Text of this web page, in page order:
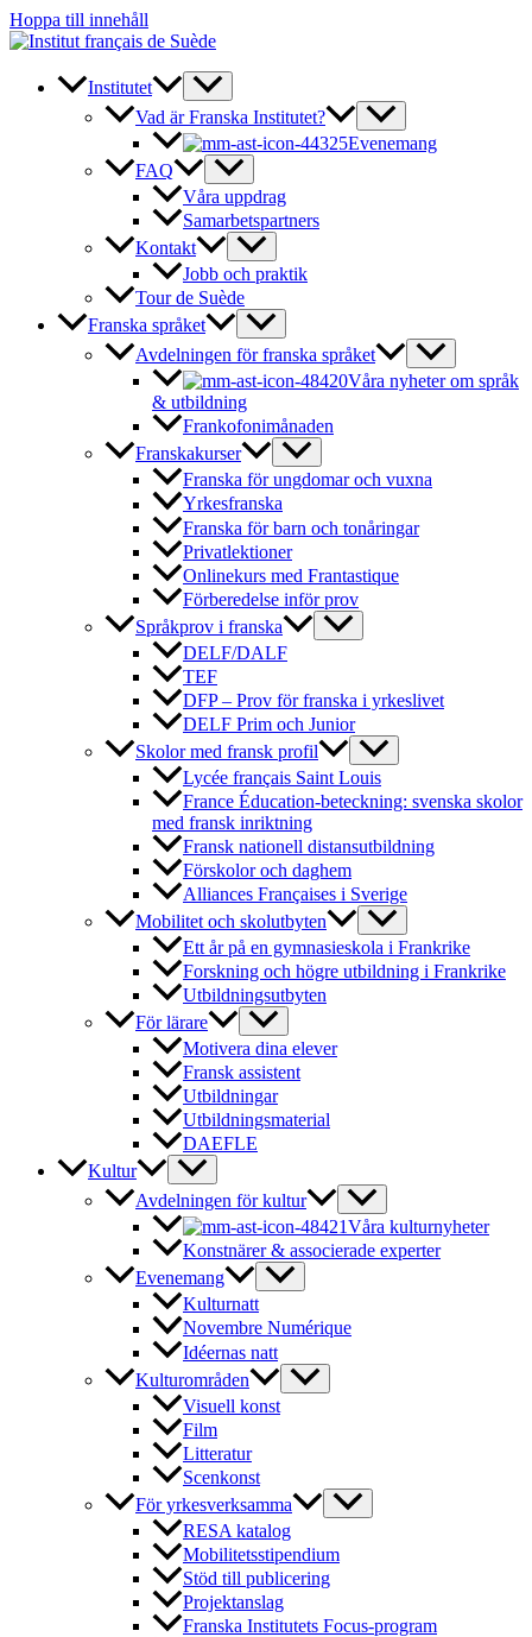
Hoppa till innehåll
Institutet
Vad är Franska Institutet?
Evenemang
FAQ
Våra uppdrag
Samarbetspartners
Kontakt
Jobb och praktik
Tour de Suède
Franska språket
Avdelningen för franska språket
Våra nyheter om språk
& utbildning
Frankofonimånaden
Franskakurser
Franska för ungdomar och vuxna
Yrkesfranska
Franska för barn och tonåringar
Privatlektioner
Onlinekurs med Frantastique
Förberedelse inför prov
Språkprov i franska
DELF/DALF
TEF
DFP – Prov för franska i yrkeslivet
DELF Prim och Junior
Skolor med fransk profil
Lycée français Saint Louis
France Éducation-beteckning: svenska skolor
med fransk inriktning
Fransk nationell distansutbildning
Förskolor och daghem
Alliances Françaises i Sverige
Mobilitet och skolutbyten
Ett år på en gymnasieskola i Frankrike
Forskning och högre utbildning i Frankrike
Utbildningsutbyten
För lärare
Motivera dina elever
Fransk assistent
Utbildningar
Utbildningsmaterial
DAEFLE
Kultur
Avdelningen för kultur
Våra kulturnyheter
Konstnärer & associerade experter
Evenemang
Kulturnatt
Novembre Numérique
Idéernas natt
Kulturområden
Visuell konst
Film
Litteratur
Scenkonst
För yrkesverksamma
RESA katalog
Mobilitetsstipendium
Stöd till publicering
Projektanslag
Franska Institutets Focus-program